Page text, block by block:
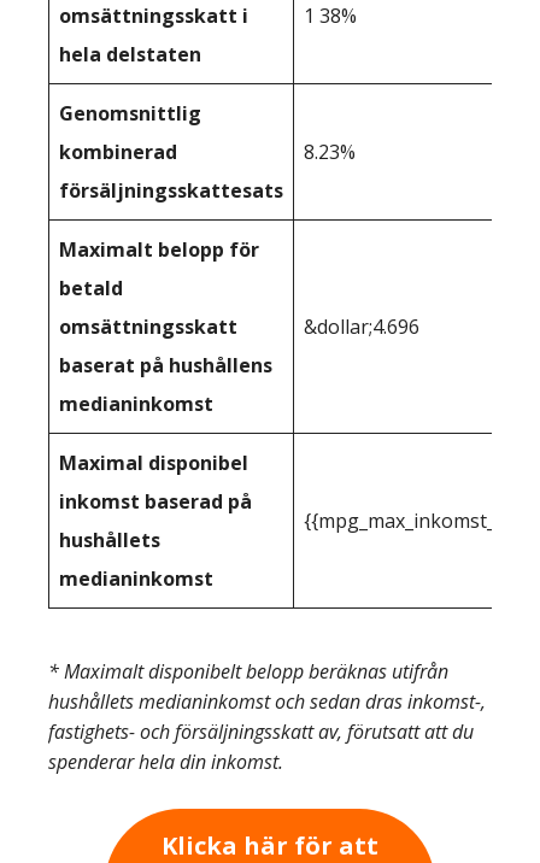
omsättningsskatt i
hela delstaten
1 38%
Genomsnittlig
kombinerad
försäljningsskattesats
8.23%
Maximalt belopp för
betald
omsättningsskatt
baserat på hushållens
medianinkomst
&dollar;4.696
Maximal disponibel
inkomst baserad på
hushållets
medianinkomst
* Maximalt disponibelt belopp beräknas utifrån
hushållets medianinkomst och sedan dras inkomst-,
fastighets- och försäljningsskatt av, förutsatt att du
spenderar hela din inkomst.
Klicka här för att